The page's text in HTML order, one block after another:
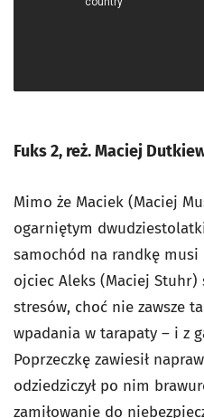
Fuks 2, reż. Maciej
Mimo że Maciek (Maciej
ogarniętym
samochód na randkę musi
ojciec Aleks (Maciej Stuhr)
stresów, choć nie zawsze
wpadania w tarapaty – i z
Poprzeczkę zawiesił
odziedziczył po nim
zamiłowanie do